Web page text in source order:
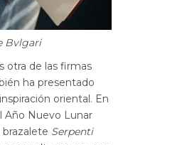
Bvlgari
otra de las firmas
ha presentado
oriental. En
Año Nuevo Lunar
brazalete Serpenti